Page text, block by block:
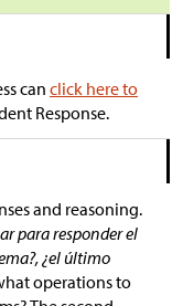
can click here to
Response.
and reasoning.
para responder el
¿el último
operations to